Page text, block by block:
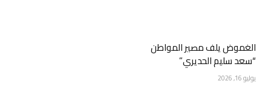
الغموض يلف مصير المواطن
“سعد سليم الحديري”
يوليو 16, 2026